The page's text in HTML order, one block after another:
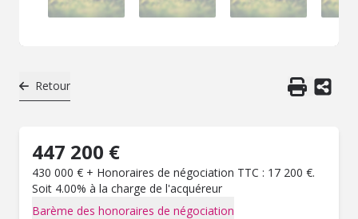
Retour
447 200 €
430 000 € + Honoraires de négociation TTC : 17 200 €.
Soit 4.00% à la charge de l'acquéreur
Barème des honoraires de négociation